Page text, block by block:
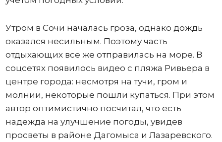
Утром в Сочи началась гроза, однако дождь
оказался несильным. Поэтому часть
отдыхающих все же отправилась на море. В
соцсетях появилось видео с пляжа Ривьера в
центре города: несмотря на тучи, гром и
молнии, некоторые пошли купаться. При этом
автор оптимистично посчитал, что есть
надежда на улучшение погоды, увидев
просветы в районе Дагомыса и Лазаревского.